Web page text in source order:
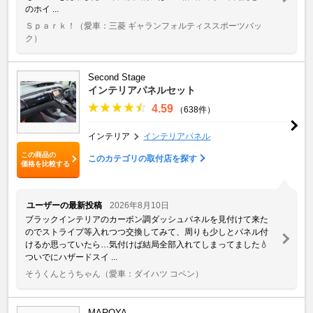
のホイ ...
Ｓｐａｒｋ！
（愛車：三菱 ギャランフォルティススポーツバッ
ク）
この商品の
価格を比較する
Second Stage
インテリアパネルセット
4.59 （638件）
インテリア インテリアパネル
このカテゴリの取付店を探す
ユーザーの最新投稿
2026年8月10日
ブラックインテリアのカーボン調ダッシュパネルを見付けて来た
のでストライプ等入れつつ交換してみて、周りも少しとパネル付
けるか思っていたら…気付けば結局全部入れてしまってました💧
ついでにハザードスイ ...
そうくんとうちゃん （愛車：ダイハツ コペン）